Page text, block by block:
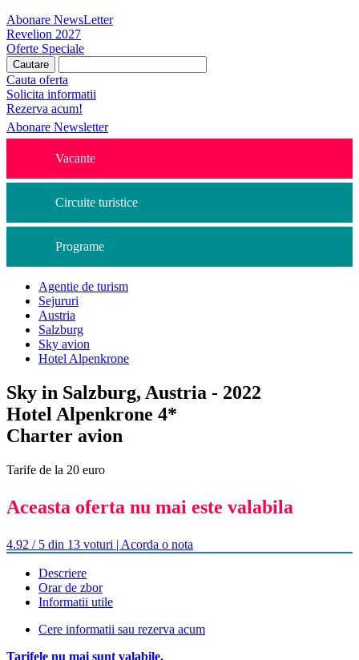
Abonare NewsLetter
Revelion 2027
Oferte Speciale
Cauta oferta
Solicita informatii
Rezerva acum!
Abonare Newsletter
Vacante
Circuite turistice
Programe
Agentie de turism
Sejururi
Austria
Salzburg
Sky avion
Hotel Alpenkrone
Sky in Salzburg, Austria - 2022
Hotel Alpenkrone 4*
Charter avion
Tarife de la 20 euro
Aceasta oferta nu mai este valabila
4.92 / 5 din 13 voturi | Acorda o nota
Descriere
Orar de zbor
Informatii utile
Cere informatii sau rezerva acum
Tarifele nu mai sunt valabile.